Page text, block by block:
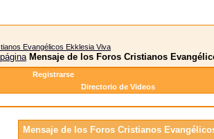
Evangélicos Ekklesia Viva
Mensaje de los Foros Cristianos
Registrarse
Directorio de Videos
Mensaje de los Foros Cristianos